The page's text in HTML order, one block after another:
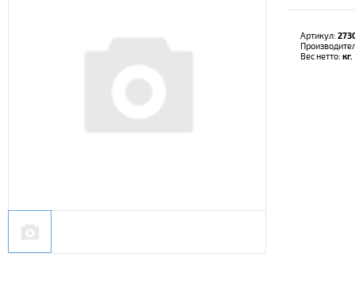
Артикул:
Вес нетто: кг.